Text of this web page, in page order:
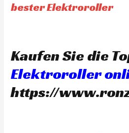
bester Elektroroller
Kaufen Sie die
Elektroroller
https://